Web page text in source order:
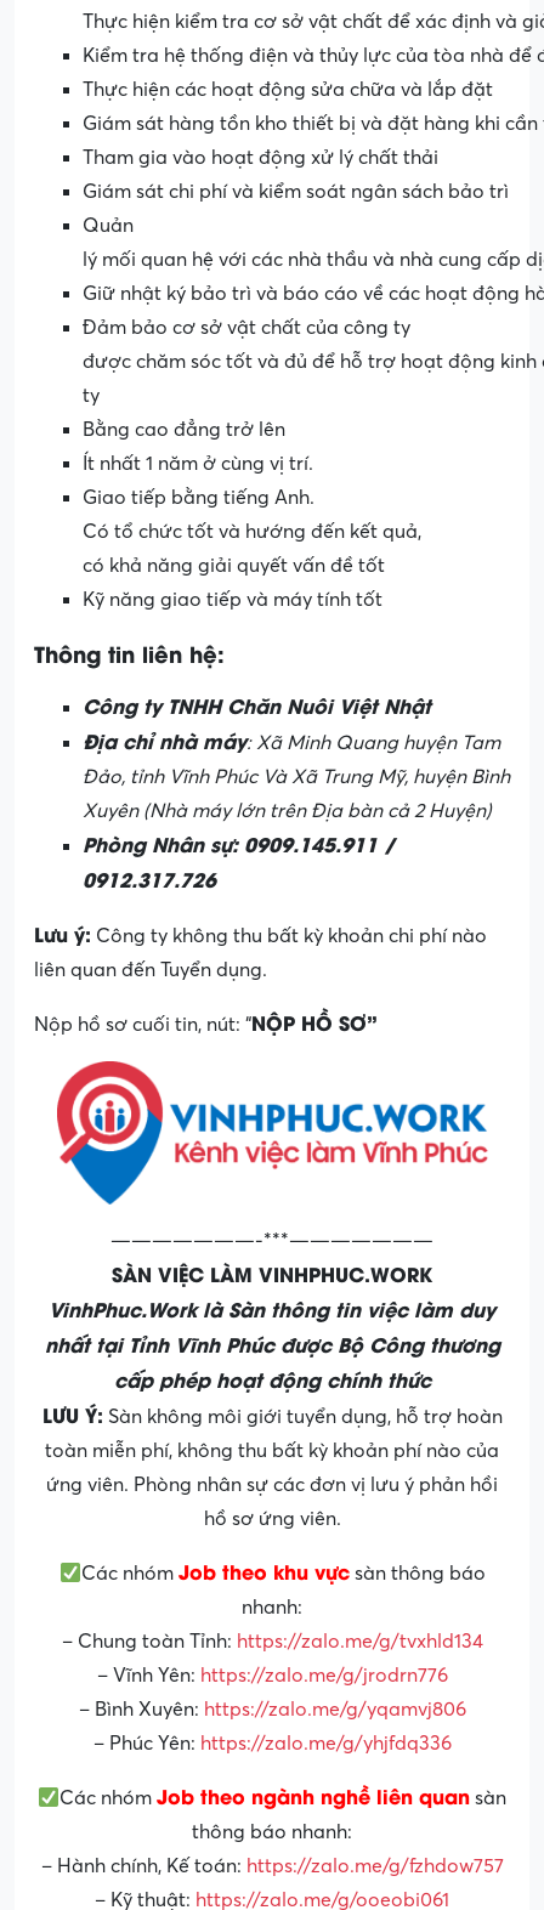
Thực hiện kiểm tra cơ sở vật chất để xác định và
Kiểm tra hệ thống điện và thủy lực của tòa nhà để
Thực hiện các hoạt động sửa chữa và lắp đặt
Giám sát hàng tồn kho thiết bị và đặt hàng khi cần
Tham gia vào hoạt động xử lý chất thải
Giám sát chi phí và kiểm soát ngân sách bảo trì
Quản
lý mối quan hệ với các nhà thầu và nhà cung cấp
Giữ nhật ký bảo trì và báo cáo về các hoạt động
Đảm bảo cơ sở vật chất của công ty
được chăm sóc tốt và đủ để hỗ trợ hoạt động kinh
ty
Bằng cao đẳng trở lên
Ít nhất 1 năm ở cùng vị trí.
Giao tiếp bằng tiếng Anh.
Có tổ chức tốt và hướng đến kết quả,
có khả năng giải quyết vấn đề tốt
Kỹ năng giao tiếp và máy tính tốt
Thông tin liên hệ:
Công ty TNHH Chăn Nuôi Việt Nhật
Địa chỉ nhà máy: Xã Minh Quang huyện Tam
Đảo, tỉnh Vĩnh Phúc Và Xã Trung Mỹ, huyện Bình
Xuyên (Nhà máy lớn trên Địa bàn cả 2 Huyện)
Phòng Nhân sự: 0909.145.911 /
0912.317.726
Lưu ý: Công ty không thu bất kỳ khoản chi phí nào
liên quan đến Tuyển dụng.
Nộp hồ sơ cuối tin, nút: “NỘP HỒ SƠ”
———————-***———————
SÀN VIỆC LÀM VINHPHUC.WORK
VinhPhuc.Work là Sàn thông tin việc làm duy
nhất tại Tỉnh Vĩnh Phúc được Bộ Công thương
cấp phép hoạt động chính thức
LƯU Ý: Sàn không môi giới tuyển dụng, hỗ trợ hoàn
toàn miễn phí, không thu bất kỳ khoản phí nào của
ứng viên. Phòng nhân sự các đơn vị lưu ý phản hồi
hồ sơ ứng viên.
Các nhóm Job theo khu vựcsàn thông báo
nhanh:
– Chung toàn Tỉnh: https://zalo.me/g/tvxhld134
– Vĩnh Yên: https://zalo.me/g/jrodrn776
– Bình Xuyên: https://zalo.me/g/yqamvj806
– Phúc Yên: https://zalo.me/g/yhjfdq336
Các nhómJob theo ngành nghề liên quan sàn
thông báo nhanh:
– Hành chính, Kế toán: https://zalo.me/g/fzhdow757
– Kỹ thuật: https://zalo.me/g/ooeobi061